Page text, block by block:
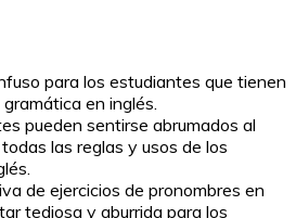
para los estudiantes que tienen
en inglés.
pueden sentirse abrumados al
las reglas y usos de los
de ejercicios de pronombres en
tediosa y aburrida para los